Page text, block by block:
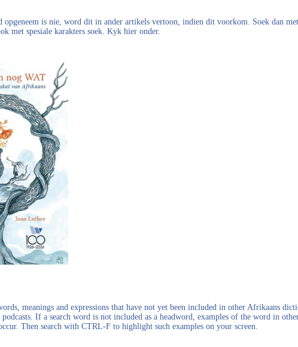
opgeneem is nie, word dit in ander artikels vertoon, indien dit voorkom. Soek dan
met spesiale karakters soek. Kyk hier onder.
meanings and expressions that have not yet been included in other Afrikaans
If a search word is not included as a headword, examples of the word in
Then search with CTRL-F to highlight such examples on your screen.